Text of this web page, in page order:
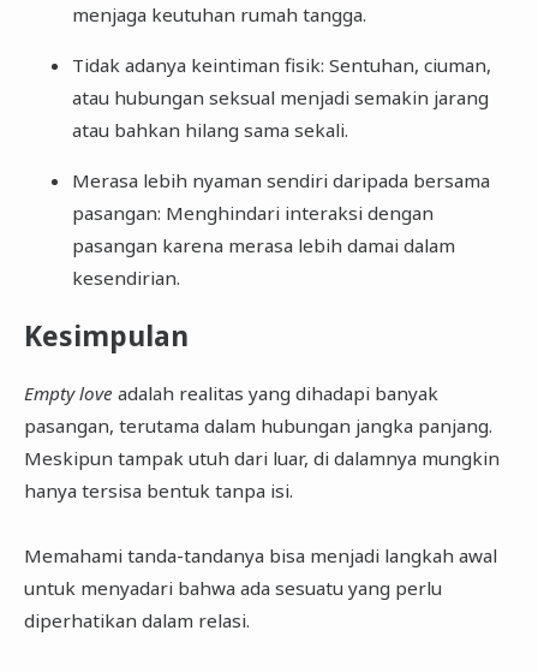
menjaga keutuhan rumah tangga.
Tidak adanya keintiman fisik: Sentuhan, ciuman,
atau hubungan seksual menjadi semakin jarang
atau bahkan hilang sama sekali.
Merasa lebih nyaman sendiri daripada bersama
pasangan: Menghindari interaksi dengan
pasangan karena merasa lebih damai dalam
kesendirian.
Kesimpulan
Empty love adalah realitas yang dihadapi banyak
pasangan, terutama dalam hubungan jangka panjang.
Meskipun tampak utuh dari luar, di dalamnya mungkin
hanya tersisa bentuk tanpa isi.
Memahami tanda-tandanya bisa menjadi langkah awal
untuk menyadari bahwa ada sesuatu yang perlu
diperhatikan dalam relasi.